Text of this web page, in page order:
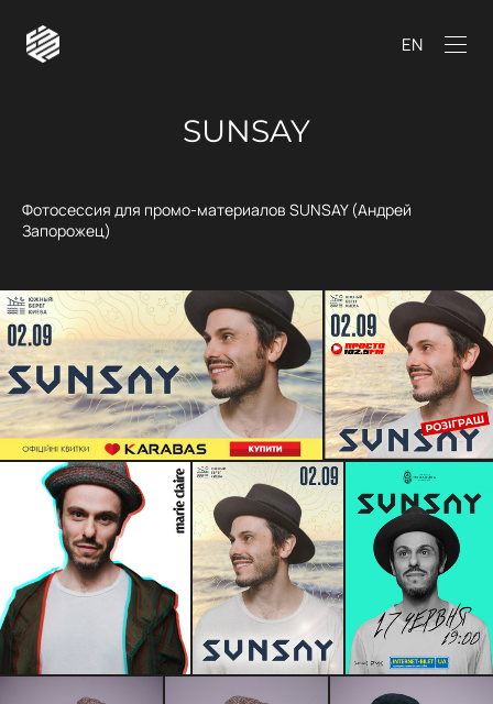
EN
SUNSAY
Фотосессия для промо-материалов SUNSAY (Андрей
Запорожец)